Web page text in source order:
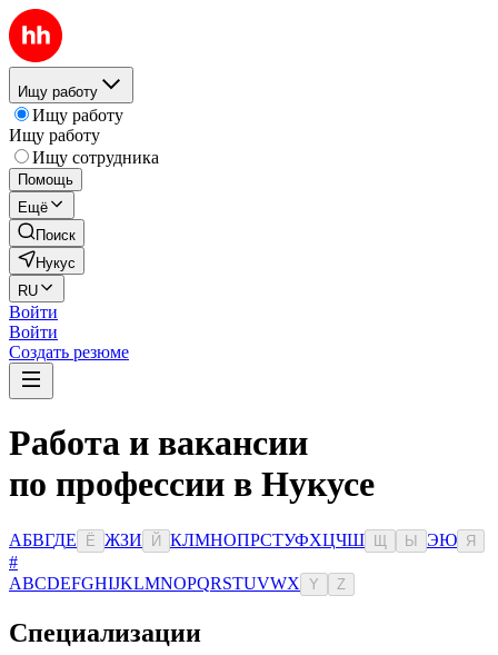
Ищу работу
Ищу работу
Ищу работу
Ищу сотрудника
Помощь
Ещё
Поиск
Нукус
RU
Войти
Войти
Создать резюме
Работа и вакансии
по профессии в Нукусе
АБВГДЕ Ё ЖЗИ Й КЛМНОПРСТУФХЦЧШ Ы ЭЮ Я
#
ABCDEFGHIJKLMNOPQRSTUVWX Y Z
Специализации